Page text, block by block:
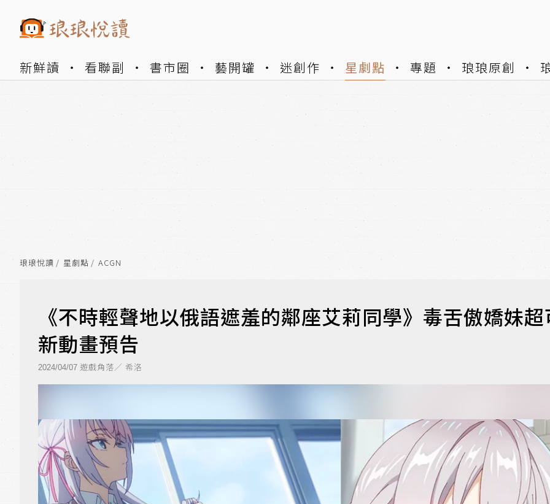
新鮮讀 看聯副 書市圈 藝開罐 迷創作 星劇點 專題 琅琅原創
琅琅悅讀 星劇點 ACGN
《不時輕聲地以俄語遮羞的鄰座艾莉同學》毒舌傲嬌妹
新動畫預告
2024/04/07 遊戲角落／ 希洛